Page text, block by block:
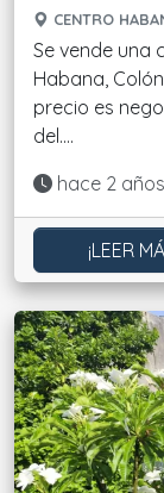
CENTRO
Se vende una
Habana,
precio es
del....
Actualizado:
hace 2 años
¡LEER